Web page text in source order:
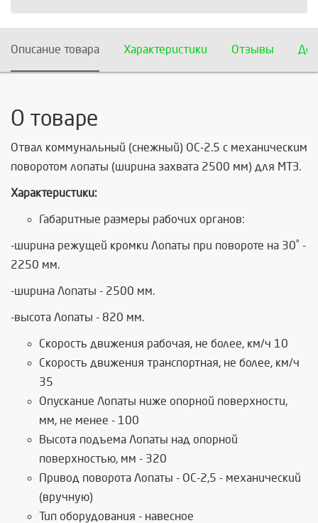
Описание товара Характеристики Отзывы
О товаре
Отвал коммунальный (снежный) ОС-2.5 с механическим
поворотом лопаты (ширина захвата 2500 мм) для МТЗ.
Характеристики:
Габаритные размеры рабочих органов:
-ширина режущей кромки Лопаты при повороте на 30˚ -
2250 мм.
-ширина Лопаты - 2500 мм.
-высота Лопаты - 820 мм.
Скорость движения рабочая, не более, км/ч 10
Скорость движения транспортная, не более, км/ч
35
Опускание Лопаты ниже опорной поверхности,
мм, не менее - 100
Высота подъема Лопаты над опорной
поверхностью, мм - 320
Привод поворота Лопаты - ОС-2,5 - механический
(вручную)
Тип оборудования - навесное